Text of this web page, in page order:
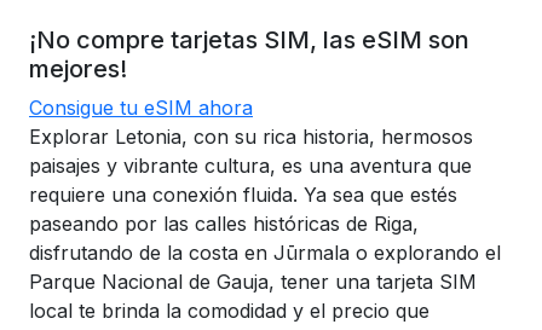
¡No compre tarjetas SIM, las eSIM son
mejores!
Consigue tu eSIM ahora
Explorar Letonia, con su rica historia, hermosos
paisajes y vibrante cultura, es una aventura que
requiere una conexión fluida. Ya sea que estés
paseando por las calles históricas de Riga,
disfrutando de la costa en Jūrmala o explorando el
Parque Nacional de Gauja, tener una tarjeta SIM
local te brinda la comodidad y el precio que